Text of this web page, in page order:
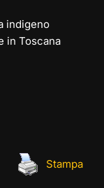
indigeno
in Toscana
Stampa